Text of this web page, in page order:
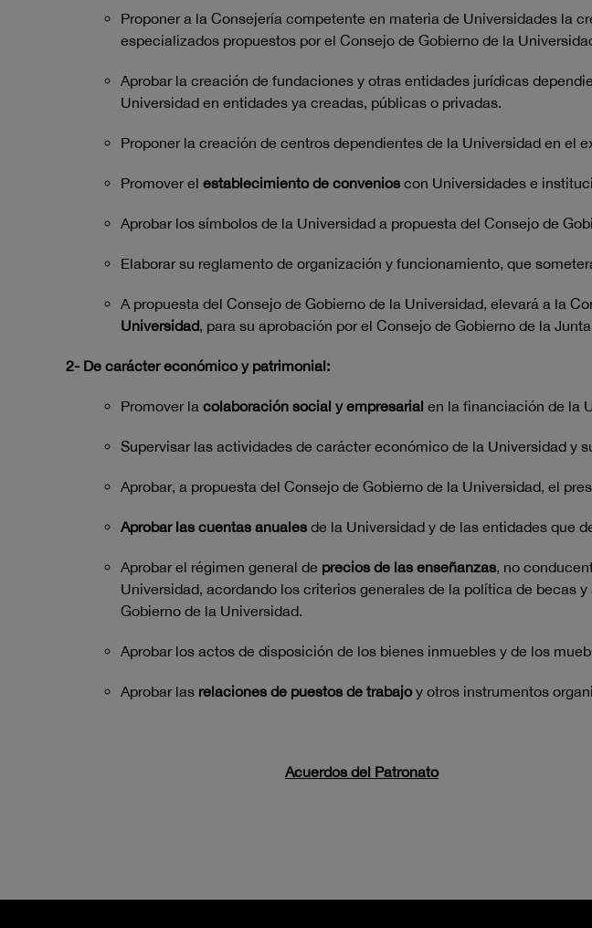
Proponer a la Consejería competente en materia de Universidades la
especializados propuestos por el Consejo de Gobierno de la
Aprobar la creación de fundaciones y otras entidades jurídicas
Universidad en entidades ya creadas, públicas o privadas.
Proponer la creación de centros dependientes de la Universidad en el
Promover el establecimiento de convenios con Universidades e
Aprobar los símbolos de la Universidad a propuesta del Consejo de
Elaborar su reglamento de organización y funcionamiento, que
A propuesta del Consejo de Gobierno de la Universidad, elevará a la
Universidad, para su aprobación por el Consejo de Gobierno de la
2- De carácter económico y patrimonial:
Promover la colaboración social y empresarial en la financiación de la
Supervisar las actividades de carácter económico de la Universidad y
Aprobar, a propuesta del Consejo de Gobierno de la Universidad, el
Aprobar las cuentas anuales de la Universidad y de las entidades que
Aprobar el régimen general de precios de las enseñanzas, no
Universidad, acordando los criterios generales de la política de becas
Gobierno de la Universidad.
Aprobar los actos de disposición de los bienes inmuebles y de los
Aprobar las relaciones de puestos de trabajoy otros instrumentos
Acuerdos del Patronato